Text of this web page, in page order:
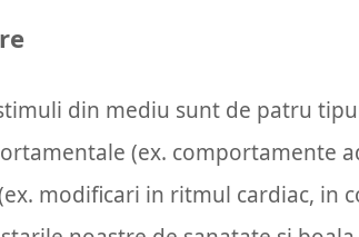
din mediu sunt de patru
(ex. comportamente
modificari in ritmul cardiac, in